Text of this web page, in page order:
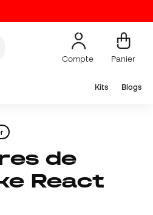
Compte Panier
Kits Blogs
React